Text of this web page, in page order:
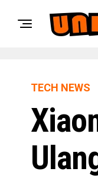
TECH NEWS